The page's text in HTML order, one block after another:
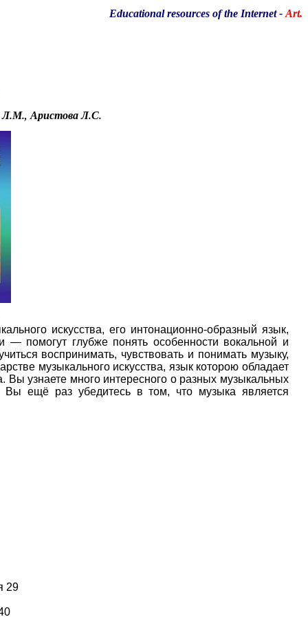
Educational resources of the Internet- Art.
Аристова Л.С.
искусства, его интонационно-образный язык,
помогут глубже понять особенности вокальной и
воспринимать, чувствовать и понимать музыку,
музыкального искусства, язык которою обладает
Вы узнаете много интересного о разных музыкальных
ещё раз убедитесь в том, что музыка является
29